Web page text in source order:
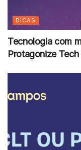
DICAS
Tecnologia com
Protagonize